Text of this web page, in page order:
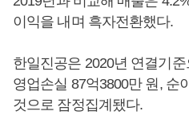
이익을 내며 흑자전환했다.
한일진공은 2020년 연결기
영업손실 87억3800만 원, 순
것으로 잠정집계됐다.